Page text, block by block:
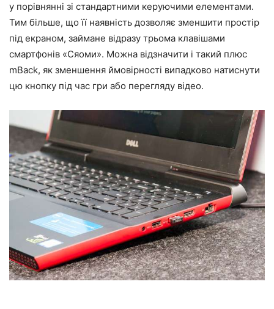
у порівнянні зі стандартними керуючими елементами.
Тим більше, що її наявність дозволяє зменшити простір
під екраном, займане відразу трьома клавішами
смартфонів «Сяоми». Можна відзначити і такий плюс
mBack, як зменшення ймовірності випадково натиснути
цю кнопку під час гри або перегляду відео.